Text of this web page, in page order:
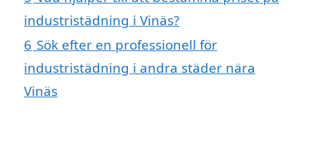
industristädning i Vinäs?
6 Sök efter en professionell för
industristädning i andra städer nära
Vinäs